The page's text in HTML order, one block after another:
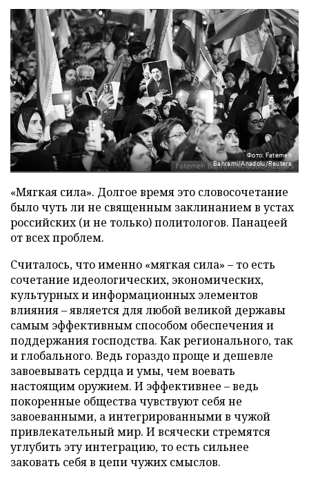
Фото: Fatemeh
Bahrami/Anadolu/Reuters
«Мягкая сила». Долгое время это словосочетание
было чуть ли не священным заклинанием в устах
российских (и не только) политологов. Панацеей
от всех проблем.
Считалось, что именно «мягкая сила» – то есть
сочетание идеологических, экономических,
культурных и информационных элементов
влияния – является для любой великой державы
самым эффективным способом обеспечения и
поддержания господства. Как регионального, так
и глобального. Ведь гораздо проще и дешевле
завоевывать сердца и умы, чем воевать
настоящим оружием. И эффективнее – ведь
покоренные общества чувствуют себя не
завоеванными, а интегрированными в чужой
привлекательный мир. И всячески стремятся
углубить эту интеграцию, то есть сильнее
заковать себя в цепи чужих смыслов.